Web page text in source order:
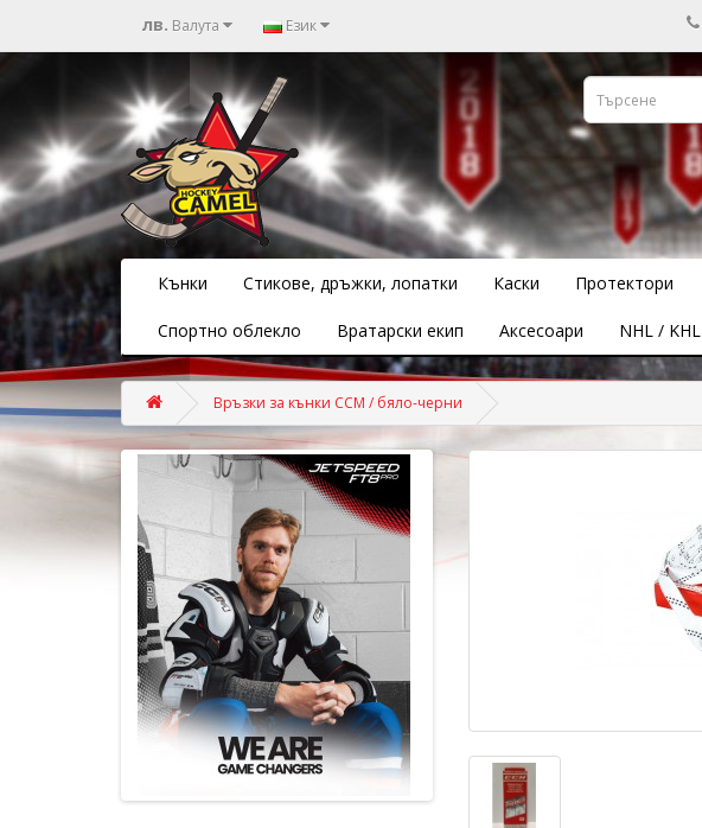
лв. Валута Език
Кънки Стикове, дръжки, лопатки Каски Протектори
Спортно облекло Вратарски екип Аксесоари NHL / KHL
Връзки за кънки CCM / бяло-черни